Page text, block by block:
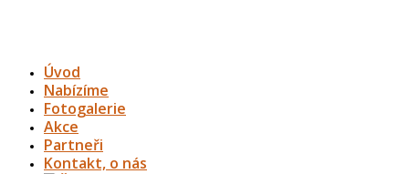
Úvod
Nabízíme
Fotogalerie
Akce
Partneři
Kontakt, o nás